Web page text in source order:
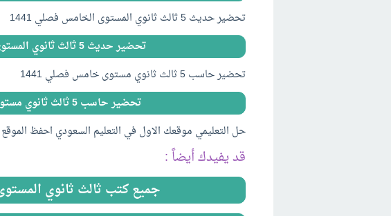
تحضير حديث 5 ثالث ثانوي المستوى الخامس فصلي 1441
تحضير حديث 5 ثالث ثانوي المستوى الخامس فصلي 1441
تحضير حاسب 5 ثالث ثانوي مستوى خامس فصلي 1441
تحضير حاسب 5 ثالث ثانوي مستوى خامس فصلي 1441
حل التعليمي موقعك الاول في التعليم السعودي احفظ
قد يفيدك أيضاً :
جميع كتب ثالث ثانوي المستوى 5 نظام فصلي